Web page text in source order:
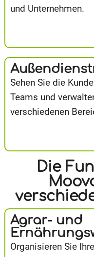
und Unternehmen.
Sehen Sie die
Teams und
verschiedenen
Die
Agrar- und
Organisieren Sie